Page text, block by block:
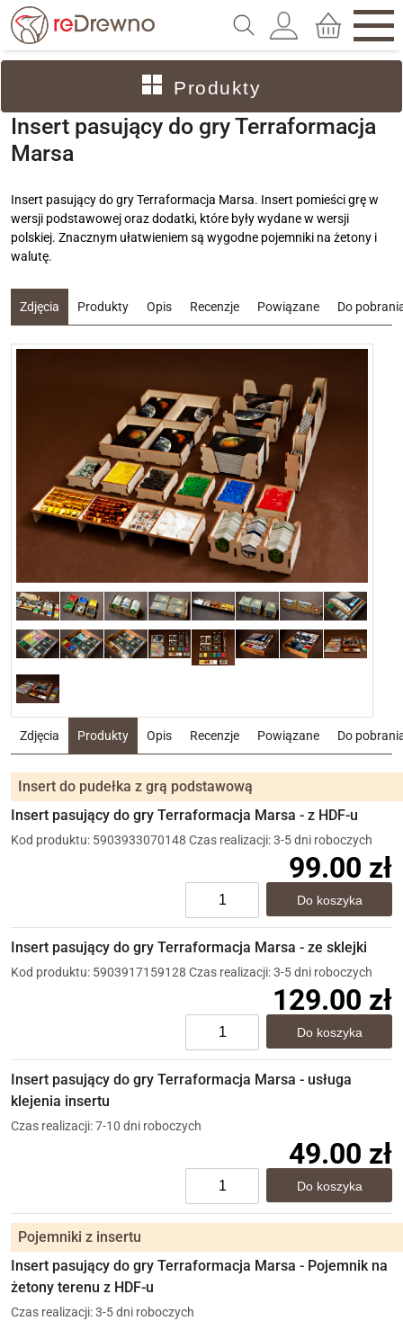
Produkty
Insert pasujący do gry Terraformacja
Marsa
Insert pasujący do gry Terraformacja Marsa. Insert pomieści grę w
wersji podstawowej oraz dodatki, które były wydane w wersji
polskiej. Znacznym ułatwieniem są wygodne pojemniki na żetony i
walutę.
Zdjęcia Produkty Opis Recenzje Powiązane Do
Zdjęcia Produkty Opis Recenzje Powiązane Do
Insert do pudełka z grą podstawową
Insert pasujący do gry Terraformacja Marsa - z HDF-u
Kod produktu: 5903933070148 Czas realizacji: 3-5 dni roboczych
99.00 zł
Insert pasujący do gry Terraformacja Marsa - ze sklejki
Kod produktu: 5903917159128 Czas realizacji: 3-5 dni roboczych
129.00 zł
Insert pasujący do gry Terraformacja Marsa - usługa
klejenia insertu
Czas realizacji: 7-10 dni roboczych
49.00 zł
Pojemniki z insertu
Insert pasujący do gry Terraformacja Marsa - Pojemnik na
żetony terenu z HDF-u
Czas realizacji: 3-5 dni roboczych